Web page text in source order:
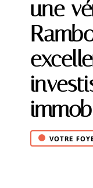
une
VOTRE